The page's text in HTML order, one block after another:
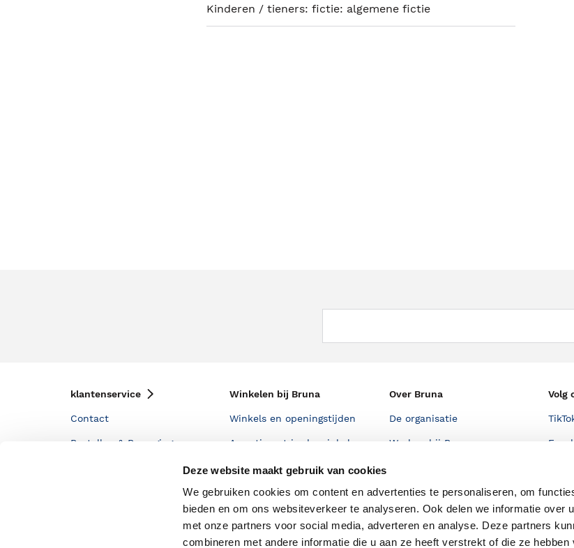
Deze website maakt gebruik van cookies
We gebruiken cookies om content en advertenties te personaliseren, om
bieden en om ons websiteverkeer te analyseren. Ook delen we informatie over
met onze partners voor social media, adverteren en analyse. Deze partners
combineren met andere informatie die u aan ze heeft verstrekt of die ze
Kinderen / tieners: fictie: algemene fictie
klantenservice
Contact
Bestellen & Bezorging
Annuleren & Retourneren
Zakelijk boeken bestellen
Winkelen bij Bruna
Winkels en openingstijden
Assortiment in de winkel
Cadeaukaarten
Cadeauboxen
Staatsloterij
ING Servicepunten
Over Bruna
De organisatie
Werken bij Bruna
De voordelen van Bruna
Responsible Disclosure
Statement
Volg